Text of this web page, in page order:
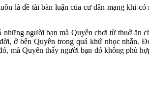
là đề tài bàn luận của cư dân mạng khi
người bạn mà Quyên chơi từ thuở ăn
ở bên Quyên trong quá khứ nhọc nhằn.
mà Quyên thấy người bạn đó không phù